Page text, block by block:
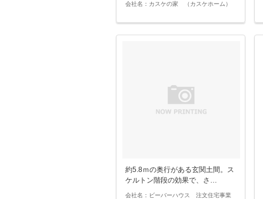
会社名：カスケの家 （カスケホーム）
約5.8ｍの奥行がある玄関土間。ス
ケルトン階段の効果で、さ…
会社名：ビーバーハウス 注文住宅事業